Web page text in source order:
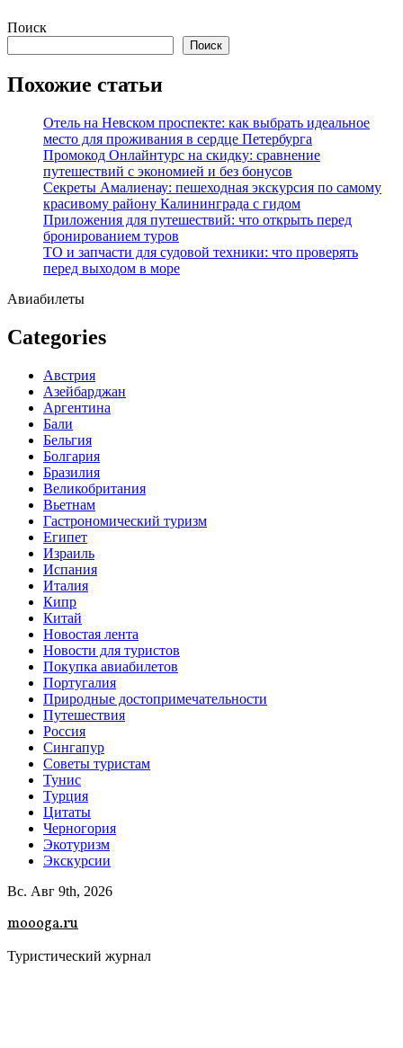
Перейти
содержимому
Поиск
Поиск
Похожие статьи
Отель на Невском проспекте: как выбрать идеальное
место для проживания в сердце Петербурга
Промокод Онлайнтурс на скидку: сравнение
путешествий с экономией и без бонусов
Секреты Амалиенау: пешеходная экскурсия по самому
красивому району Калининграда с гидом
Приложения для путешествий: что открыть перед
бронированием туров
ТО и запчасти для судовой техники: что проверять
перед выходом в море
Авиабилеты
Categories
Австрия
Азейбарджан
Аргентина
Бали
Бельгия
Болгария
Бразилия
Великобритания
Вьетнам
Гастрономический туризм
Египет
Израиль
Испания
Италия
Кипр
Китай
Новостая лента
Новости для туристов
Покупка авиабилетов
Португалия
Природные достопримечательности
Путешествия
Россия
Сингапур
Советы туристам
Тунис
Турция
Цитаты
Черногория
Экотуризм
Экскурсии
Вс. Авг 9th, 2026
moooga.ru
Туристический журнал